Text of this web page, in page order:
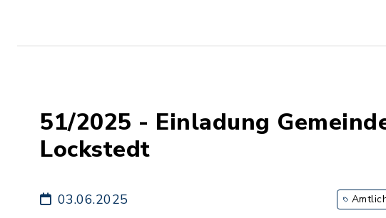
51/2025 - Einladung
Lockstedt
03.06.2025